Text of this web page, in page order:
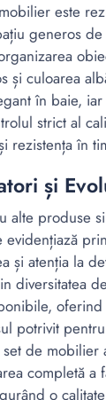
este
generos
și culoarea
în baie,
strict al
rezistența în
și
alte produse
evidențiază
și atenția la
diversitatea
potrivit
de mobilier
completă a
o